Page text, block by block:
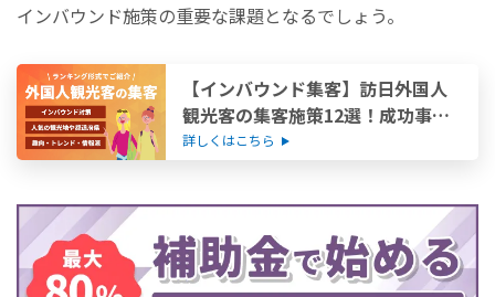
インバウンド施策の重要な課題となるでしょう。
【インバウンド集客】訪日外国人
観光客の集客施策12選！成功事例
も紹介
詳しくはこちら